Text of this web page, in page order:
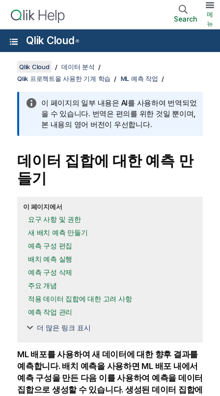
Search
메
뉴
Qlik Cloud ®
Qlik Cloud
데이터 분석
Qlik 프로젝트을 사용한 기계 학습
ML 예측 작업
이 페이지의 일부 내용은 AI를 사용하여 번역되었
을 수 있습니다. 번역은 편의를 위한 것일 뿐이며,
본 내용의 영어 버전이 우선합니다.
데이터 집합에 대한 예측 만
들기
이 페이지에서
요구 사항 및 권한
새 배치 예측 만들기
예측 구성 편집
배치 예측 실행
예측 구성 삭제
주요 개념
적용 데이터 집합에 대한 고려 사항
예측 작업 관리
더 많은 링크 표시
ML 배포를 사용하여 새 데이터에 대한 향후 결과를
예측합니다. 배치 예측을 사용하면 ML 배포 내에서
예측 구성을 만든 다음 이를 사용하여 예측을 데이터
집합으로 생성할 수 있습니다. 생성된 데이터 집합에